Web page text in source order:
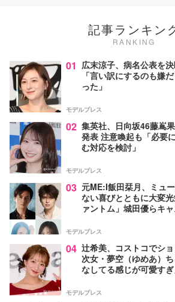
記事ランキン
RANKING
01 広末涼子、病名公表を
「言い訳にするのも嫌
った」
モデルプレス
02 集英社、日向坂46藤嶌
発表 注意喚起も「必要
む対応を検討」
モデルプレス
03 元ME:I飯田栞月、ミュ
ない喜びとともに大変
ァントム」城田優らキ
モデルプレス
04 辻希美、コストコでシ
次女・夢空（ゆめあ）
なしてる感じが可愛す
モデルプレス